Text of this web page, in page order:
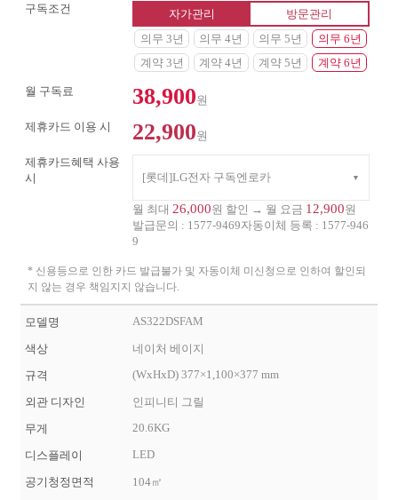
구독조건 자가관리
방문관리
의무 3년
계약 3년
의무 4년
계약 4년
의무 5년
계약 5년
의무 6년
계약 6년
월 구독료 38,900원
제휴카드 이용 시
22,900원
제휴카드혜택 사용
시
[롯데]LG전자 구독엔로카
월 최대 26,000원 할인 → 월 요금 12,900원
발급문의 : 1577-9469자동이체 등록 : 1577-946
9
* 신용등으로 인한 카드 발급불가 및 자동이체 미신청으로 인하여 할인되
지 않는 경우 책임지지 않습니다.
모델명 AS322DSFAM
색상
네이처 베이지
규격
(WxHxD) 377×1,100×377 mm
외관 디자인
인피니티 그릴
무게
20.6KG
디스플레이 LED
공기청정면적
104㎡